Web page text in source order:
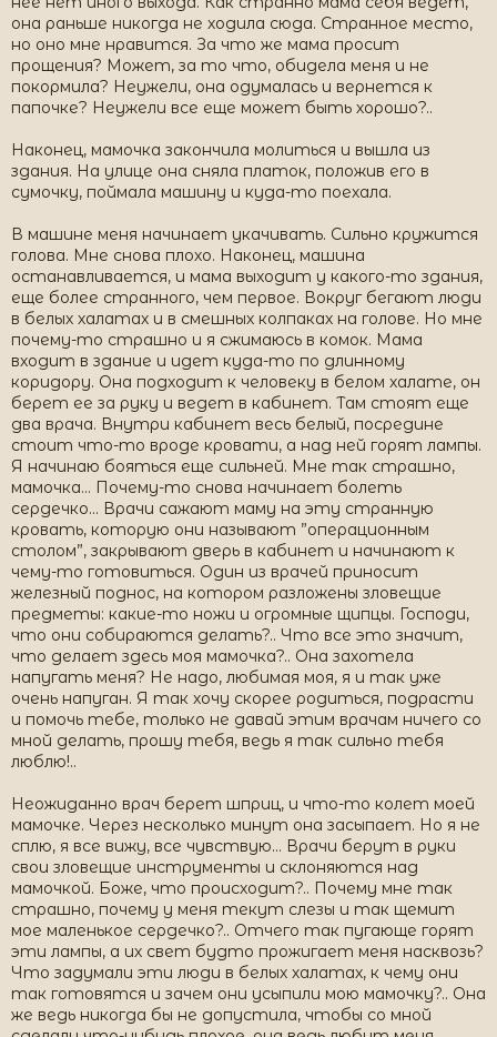
она раньше никогда не ходила сюда. Странное место,
но оно мне нравится. За что же мама просит
прощения? Может, за то что, обидела меня и не
покормила? Неужели, она одумалась и вернется к
папочке? Неужели все еще может быть хорошо?..
Наконец, мамочка закончила молиться и вышла из
здания. На улице она сняла платок, положив его в
сумочку, поймала машину и куда-то поехала.
В машине меня начинает укачивать. Сильно кружится
голова. Мне снова плохо. Наконец, машина
останавливается, и мама выходит у какого-то здания,
еще более странного, чем первое. Вокруг бегают люди
в белых халатах и в смешных колпаках на голове. Но мне
почему-то страшно и я сжимаюсь в комок. Мама
входит в здание и идет куда-то по длинному
коридору. Она подходит к человеку в белом халате, он
берет ее за руку и ведет в кабинет. Там стоят еще
два врача. Внутри кабинет весь белый, посредине
стоит что-то вроде кровати, а над ней горят лампы.
Я начинаю бояться еще сильней. Мне так страшно,
мамочка… Почему-то снова начинает болеть
сердечко… Врачи сажают маму на эту странную
кровать, которую они называют ”операционным
столом”, закрывают дверь в кабинет и начинают к
чему-то готовиться. Один из врачей приносит
железный поднос, на котором разложены зловещие
предметы: какие-то ножи и огромные щипцы. Господи,
что они собираются делать?.. Что все это значит,
что делает здесь моя мамочка?.. Она захотела
напугать меня? Не надо, любимая моя, я и так уже
очень напуган. Я так хочу скорее родиться, подрасти
и помочь тебе, только не давай этим врачам ничего со
мной делать, прошу тебя, ведь я так сильно тебя
люблю!..
Неожиданно врач берет шприц, и что-то колет моей
мамочке. Через несколько минут она засыпает. Но я не
сплю, я все вижу, все чувствую… Врачи берут в руки
свои зловещие инструменты и склоняются над
мамочкой. Боже, что происходит?.. Почему мне так
страшно, почему у меня текут слезы и так щемит
мое маленькое сердечко?.. Отчего так пугающе горят
эти лампы, а их свет будто прожигает меня насквозь?
Что задумали эти люди в белых халатах, к чему они
так готовятся и зачем они усыпили мою мамочку?.. Она
же ведь никогда бы не допустила, чтобы со мной